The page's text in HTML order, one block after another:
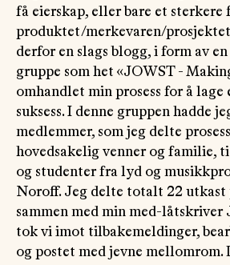
få eierskap, eller bare et
produktet/merkevaren/
derfor en slags blogg, i form av
gruppe som het «JOWST -
omhandlet min prosess for å
suksess. I denne gruppen hadde
medlemmer, som jeg delte
hovedsakelig venner og familie,
og studenter fra lyd og
Noroff. Jeg delte totalt 22 utkast
sammen med min med-låtskriver
tok vi imot tilbakemeldinger,
og postet med jevne mellomrom.